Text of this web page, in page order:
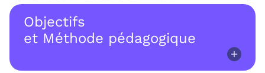
Objectifs
et Méthode pédagogique